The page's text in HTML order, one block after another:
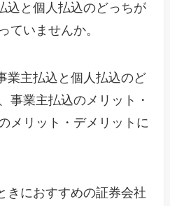
込と個人払込のどっちが
ていませんか。
業主払込と個人払込のど
事業主払込のメリット・
メリット・デメリットに
きにおすすめの証券会社